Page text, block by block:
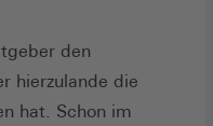
neuen
Fenster)
den
hierzulande die
hat. Schon im